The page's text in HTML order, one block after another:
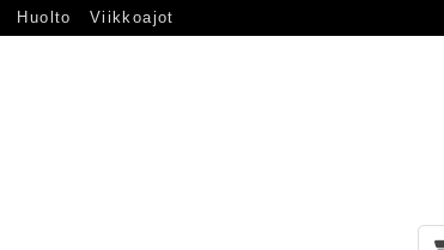
Huolto Viikkoajot